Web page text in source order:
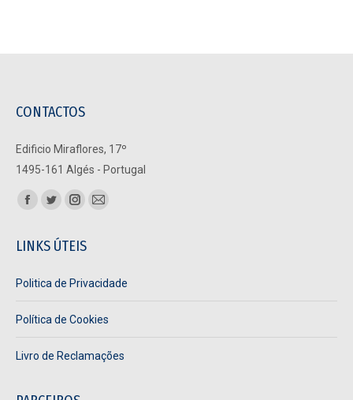
CONTACTOS
Edificio Miraflores, 17º
1495-161 Algés - Portugal
Find us on:
Facebook
opens
new
Twitter
opens
new
Instagram
opens
new new
LINKS ÚTEIS
Politica de Privacidade
Política de Cookies
Livro de Reclamações